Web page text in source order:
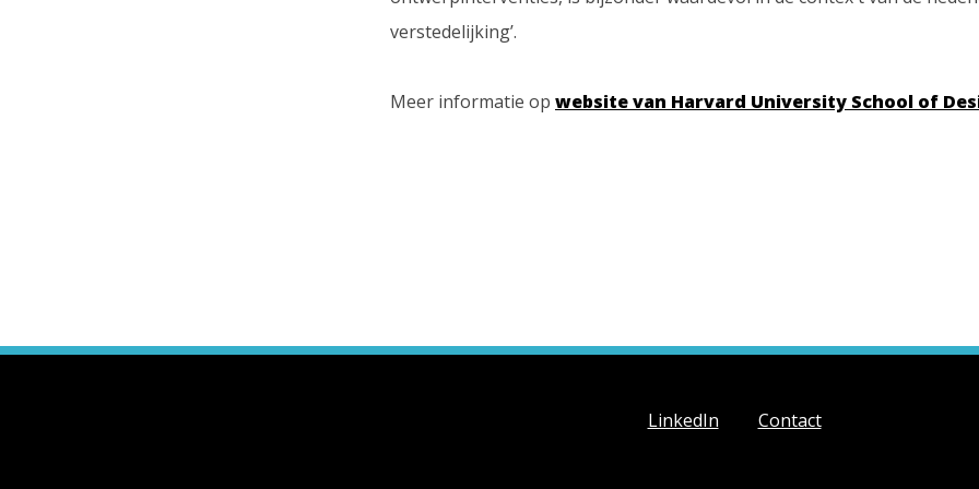
verstedelijking’.
Meer informatie op website van Harvard University School of
LinkedIn Contact